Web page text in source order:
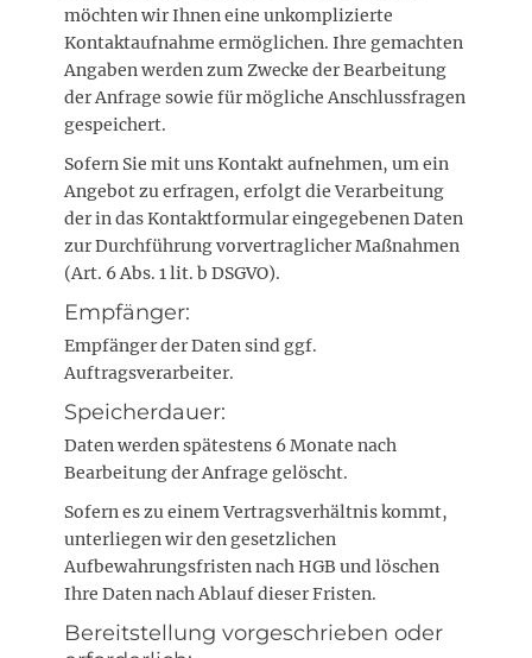
möchten wir Ihnen eine unkomplizierte
Kontaktaufnahme ermöglichen. Ihre gemachten
Angaben werden zum Zwecke der Bearbeitung
der Anfrage sowie für mögliche Anschlussfragen
gespeichert.
Sofern Sie mit uns Kontakt aufnehmen, um ein
Angebot zu erfragen, erfolgt die Verarbeitung
der in das Kontaktformular eingegebenen Daten
zur Durchführung vorvertraglicher Maßnahmen
(Art. 6 Abs. 1 lit. b DSGVO).
Empfänger:
Empfänger der Daten sind ggf.
Auftragsverarbeiter.
Speicherdauer:
Daten werden spätestens 6 Monate nach
Bearbeitung der Anfrage gelöscht.
Sofern es zu einem Vertragsverhältnis kommt,
unterliegen wir den gesetzlichen
Aufbewahrungsfristen nach HGB und löschen
Ihre Daten nach Ablauf dieser Fristen.
Bereitstellung vorgeschrieben oder